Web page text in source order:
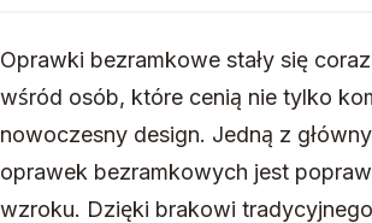
Oprawki bezramkowe stały się
wśród osób, które cenią nie tylko
nowoczesny design. Jedną z
oprawek bezramkowych jest
wzroku. Dzięki brakowi